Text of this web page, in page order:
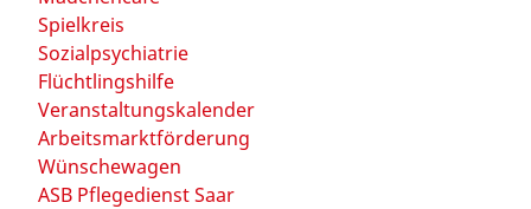
Spielkreis
Sozialpsychiatrie
Flüchtlingshilfe
Veranstaltungskalender
Arbeitsmarktförderung
Wünschewagen
ASB Pflegedienst Saar